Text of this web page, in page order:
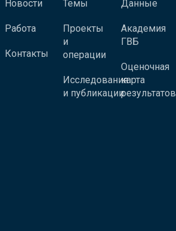
Новости
Работа
Контакты
Темы
Проекты
и
операции
Исследования
и публикации
Данные
Академия
ГВБ
Оценочная
карта
результатов